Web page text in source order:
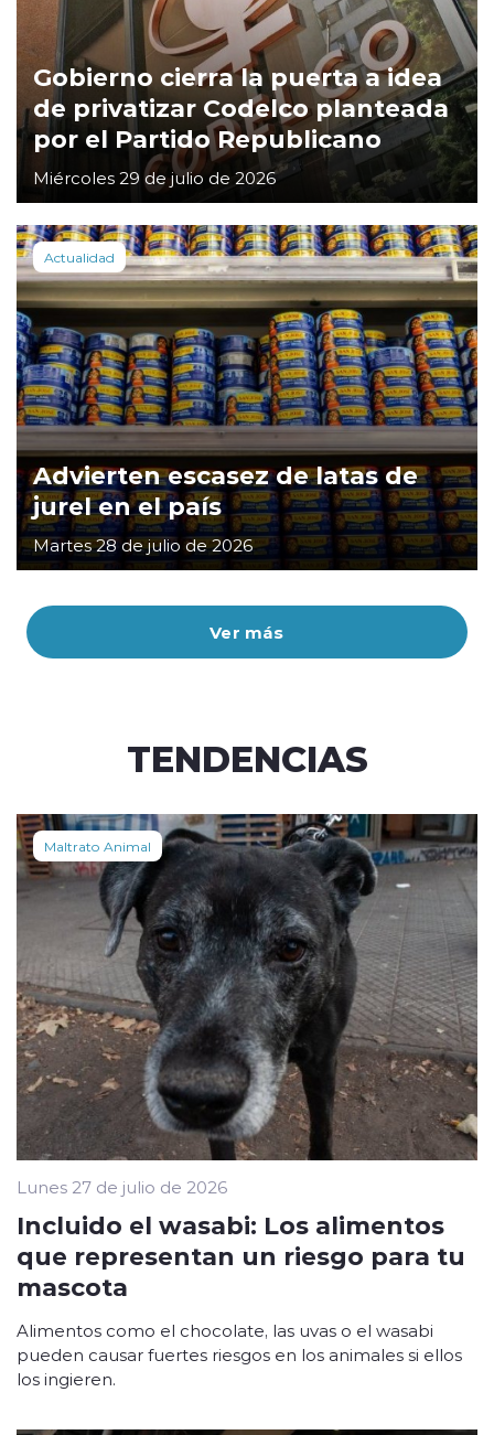
Ver más
Gobierno cierra la puerta a idea
de privatizar Codelco planteada
por el Partido Republicano
Miércoles 29 de julio de 2026
Actualidad
Advierten escasez de latas de
jurel en el país
Martes 28 de julio de 2026
TENDENCIAS
Maltrato Animal
Lunes 27 de julio de 2026
Incluido el wasabi: Los alimentos
que representan un riesgo para tu
mascota
Alimentos como el chocolate, las uvas o el wasabi
pueden causar fuertes riesgos en los animales si ellos
los ingieren.